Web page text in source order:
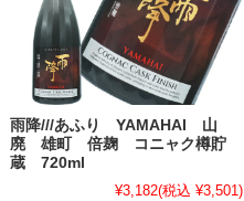
雨降///あふり YAMAHAI 山
廃 雄町 倍麹 コニャク樽貯
蔵 720ml
¥3,182(税込 ¥3,501)